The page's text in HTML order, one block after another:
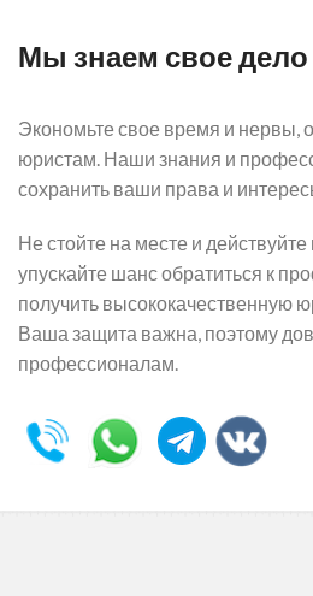
Мы знаем свое дело
Экономьте свое время и нервы,
юристам. Наши знания и
сохранить ваши права и
Не стойте на месте и
упускайте шанс обратиться к
получить высококачественную
Ваша защита важна, поэтому
профессионалам.